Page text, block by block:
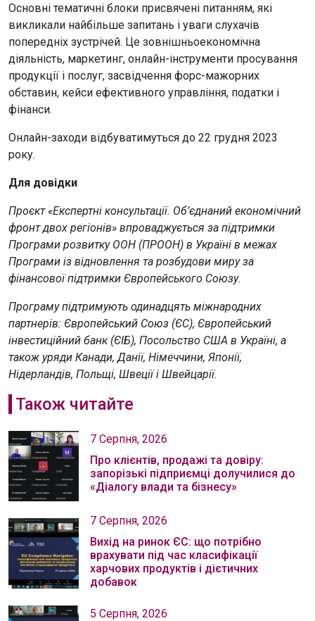
Основні тематичні блоки присвячені питанням, які
викликали найбільше запитань і уваги слухачів
попередніх зустрічей. Це зовнішньоекономічна
діяльність, маркетинг, онлайн-інструменти просування
продукції і послуг, засвідчення форс-мажорних
обставин, кейси ефективного управління, податки і
фінанси.
Онлайн-заходи відбуватимуться до 22 грудня 2023
року.
Для довідки
Проєкт «Експертні консультації. Об’єднаний економічний
фронт двох регіонів» впроваджується за підтримки
Програми розвитку ООН (ПРООН) в Україні в межах
Програми із відновлення та розбудови миру за
фінансової підтримки Європейського Союзу.
Програму підтримують одинадцять міжнародних
партнерів: Європейський Союз (ЄС), Європейський
інвестиційний банк (ЄІБ), Посольство США в Україні, а
також уряди Канади, Данії, Німеччини, Японії,
Нідерландів, Польщі, Швеції і Швейцарії.
Також читайте
7 Серпня, 2026
Про клієнтів, продажі та довіру:
запорізькі підприємці долучилися до
«Діалогу влади та бізнесу»
7 Серпня, 2026
Вихід на ринок ЄС: що потрібно
врахувати під час класифікації
харчових продуктів і дієтичних
добавок
5 Серпня, 2026